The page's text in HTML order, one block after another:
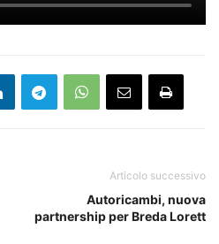
Articolo successivo
Autoricambi, nuova
partnership per Breda Lorett